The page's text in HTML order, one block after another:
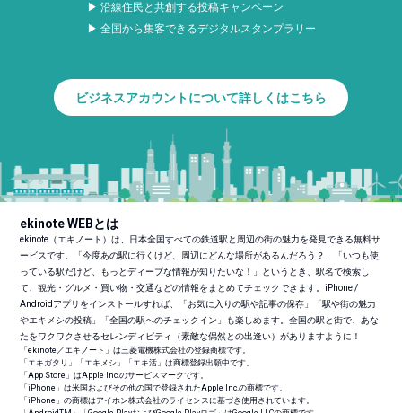
▶ 沿線住民と共創する投稿キャンペーン
▶ 全国から集客できるデジタルスタンプラリー
ビジネスアカウントについて詳しくはこちら
ekinote WEBとは
ekinote（エキノート）は、日本全国すべての鉄道駅と周辺の街の魅力を発見できる無料サ
ービスです。「今度あの駅に行くけど、周辺にどんな場所があるんだろう？」「いつも使
っている駅だけど、もっとディープな情報が知りたいな！」というとき、駅名で検索し
て、観光・グルメ・買い物・交通などの情報をまとめてチェックできます。iPhone /
Androidアプリをインストールすれば、「お気に入りの駅や記事の保存」「駅や街の魅力
やエキメシの投稿」「全国の駅へのチェックイン」も楽しめます。全国の駅と街で、あな
たをワクワクさせるセレンディピティ（素敵な偶然との出逢い）がありますように！
「ekinote／エキノート」は三菱電機株式会社の登録商標です。
「エキガタリ」「エキメシ」「エキ活」は商標登録出願中です。
「App Store」はApple Inc.のサービスマークです。
「iPhone」は米国およびその他の国で登録されたApple Inc.の商標です。
「iPhone」の商標はアイホン株式会社のライセンスに基づき使用されています。